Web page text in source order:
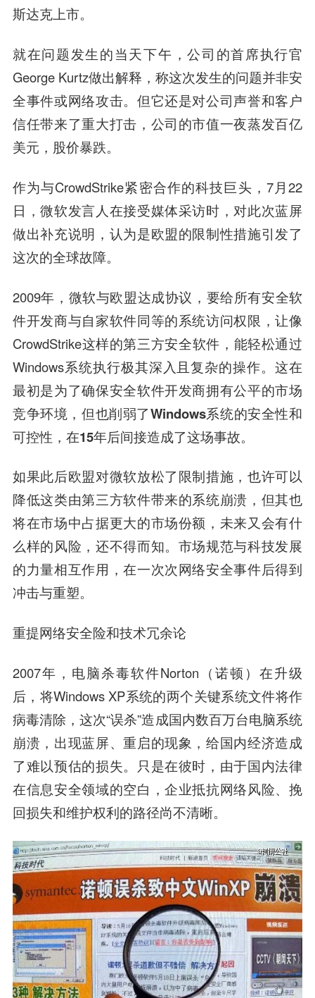
斯达克上市。
就在问题发生的当天下午，公司的首席执行官
George Kurtz做出解释，称这次发生的问题并非安
全事件或网络攻击。但它还是对公司声誉和客户
信任带来了重大打击，公司的市值一夜蒸发百亿
美元，股价暴跌。
作为与CrowdStrike紧密合作的科技巨头，7月22
日，微软发言人在接受媒体采访时，对此次蓝屏
做出补充说明，认为是欧盟的限制性措施引发了
这次的全球故障。
2009年，微软与欧盟达成协议，要给所有安全软
件开发商与自家软件同等的系统访问权限，让像
CrowdStrike这样的第三方安全软件，能轻松通过
Windows系统执行极其深入且复杂的操作。这在
最初是为了确保安全软件开发商拥有公平的市场
竞争环境，但也削弱了Windows系统的安全性和
可控性，在15年后间接造成了这场事故。
如果此后欧盟对微软放松了限制措施，也许可以
降低这类由第三方软件带来的系统崩溃，但其也
将在市场中占据更大的市场份额，未来又会有什
么样的风险，还不得而知。市场规范与科技发展
的力量相互作用，在一次次网络安全事件后得到
冲击与重塑。
重提网络安全险和技术冗余论
2007年，电脑杀毒软件Norton（诺顿）在升级
后，将Windows XP系统的两个关键系统文件将作
病毒清除，这次“误杀”造成国内数百万台电脑系统
崩溃，出现蓝屏、重启的现象，给国内经济造成
了难以预估的损失。只是在彼时，由于国内法律
在信息安全领域的空白，企业抵抗网络风险、挽
回损失和维护权利的路径尚不清晰。